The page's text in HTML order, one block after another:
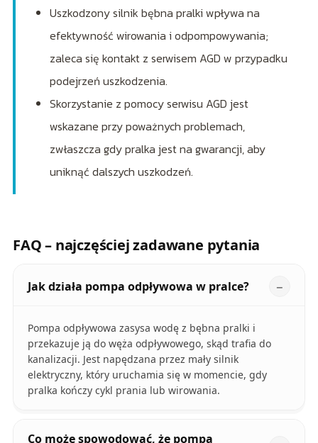
Uszkodzony silnik bębna pralki wpływa na
efektywność wirowania i odpompowywania;
zaleca się kontakt z serwisem AGD w przypadku
podejrzeń uszkodzenia.
Skorzystanie z pomocy serwisu AGD jest
wskazane przy poważnych problemach,
zwłaszcza gdy pralka jest na gwarancji, aby
uniknąć dalszych uszkodzeń.
FAQ – najczęściej zadawane pytania
Jak działa pompa odpływowa w pralce?
Pompa odpływowa zasysa wodę z bębna pralki i
przekazuje ją do węża odpływowego, skąd trafia do
kanalizacji. Jest napędzana przez mały silnik
elektryczny, który uruchamia się w momencie, gdy
pralka kończy cykl prania lub wirowania.
Co może spowodować, że pompa